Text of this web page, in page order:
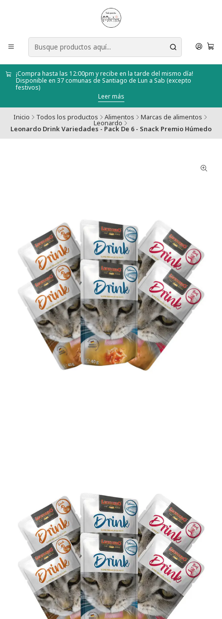
¡Compra hasta las 12:00pm y recibe en la tarde del mismo día!
Disponible en 37 comunas de Santiago de Lun a Sab (excepto
festivos)
Leer más
Inicio Todos los productos Alimentos Marcas de alimentos
Leonardo
Leonardo Drink Variedades - Pack De 6 - Snack Premio Húmedo